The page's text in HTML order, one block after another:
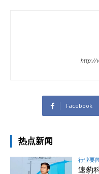
http://
Facebook
热点新闻
行业要
速豹